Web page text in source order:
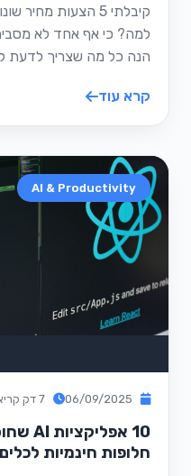
למה? כי אף אחד לא
הנה כל מה שצריך לדעת
קרא עוד
AI & Productivity
חלופות חינמיות לכלים